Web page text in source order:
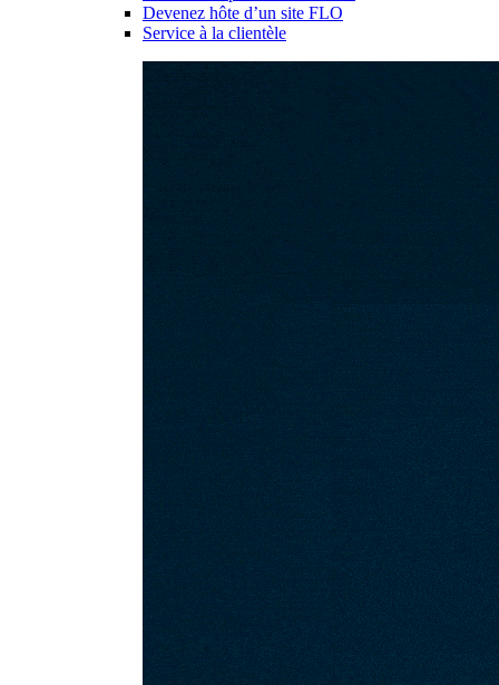
Devenez hôte d’un site FLO
Service à la clientèle